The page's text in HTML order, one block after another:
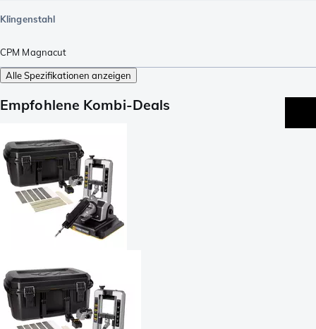
Klingenstahl
CPM Magnacut
Alle Spezifikationen anzeigen
Empfohlene Kombi-Deals